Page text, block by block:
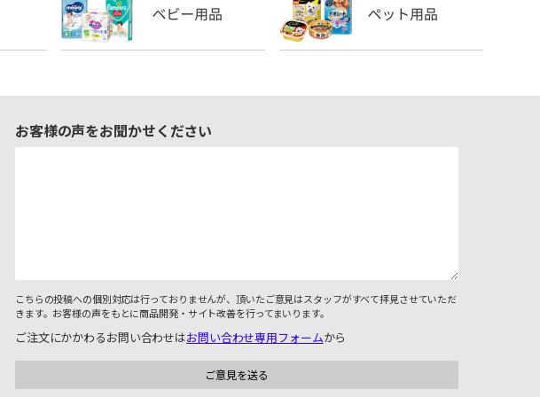
お客様の声をお聞かせください
こちらの投稿への個別対応は行っておりませんが、頂いたご意見はスタッフがすべて拝見させていただ
きます。お客様の声をもとに商品開発・サイト改善を行ってまいります。
ご注文にかかわるお問い合わせはお問い合わせ専用フォームから